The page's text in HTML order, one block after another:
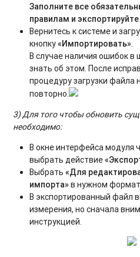
Заполните все
правилам и
Вернитесь к системе и
кнопку«Импортировать».
В случае наличия ошибок в
знать об этом. После
процедуру загрузки файла
повторно.
3) Для того чтобы обновить
необходимо:
В окне интерфейса модуля
выбрать действие
Выбрать«Для
импорта» в нужном
В экспортированный файл
измерения, но сначала
инструкцией.